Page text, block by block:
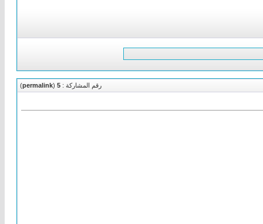
رقم المشاركة : 5
(
permalink
)